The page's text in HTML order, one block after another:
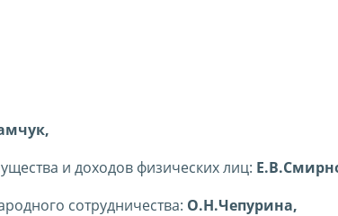
и доходов физических лиц:
сотрудничества: О.Н.Чепурина,